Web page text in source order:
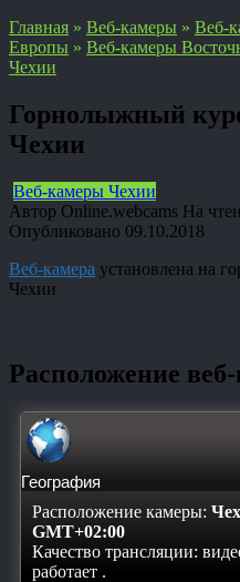
Главная » Веб-камеры » Веб-
Европы » Веб-камеры
Чехии
Горнолыжный
Чехии
Веб-камеры Чехии
Автор Online.webcams На
Опубликовано 09.10.2018
Веб-камера установлена на
Чехии
Расположение
География
Расположение камеры:
GMT+02:00
Качество трансляции:
работает .